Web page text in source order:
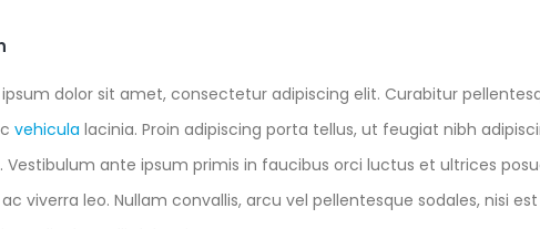
dolor sit amet, consectetur adipiscing elit. Curabitur
vehicula lacinia. Proin adipiscing porta tellus, ut feugiat nibh
Vestibulum ante ipsum primis in faucibus orci luctus et ultrices
viverra leo. Nullam convallis, arcu vel pellentesque sodales, nisi